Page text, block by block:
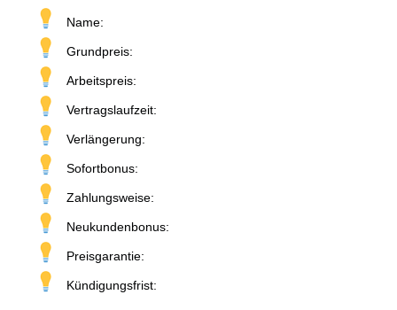
Name:
Grundpreis:
Arbeitspreis:
Vertragslaufzeit:
Verlängerung:
Sofortbonus:
Zahlungsweise:
Neukundenbonus:
Preisgarantie:
Kündigungsfrist: